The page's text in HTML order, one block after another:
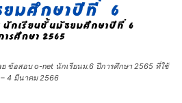
ข้อสอบ o-net นักเรียนม.6 ปีการศึกษา 2565 ที่ใช้
4 มีนาคม 2566